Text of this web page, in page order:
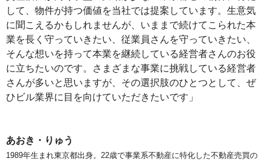
して、物件が持つ価値を当社では提案しています。生意気
に聞こえるかもしれませんが、いままで続けてこられた本
業を長く守っていきたい、従業員さんを守っていきたい、
そんな想いを持って本業を継続している経営者さんのお役
に立ちたいのです。さまざまな事業に挑戦している経営者
さんが多いと思いますが、その選択肢のひとつとして、ぜ
ひビル業界に目を向けていただきたいです」
あおき・りゅう
1989年生まれ東京都出身。22歳で事業系不動産に特化した不動産売買の